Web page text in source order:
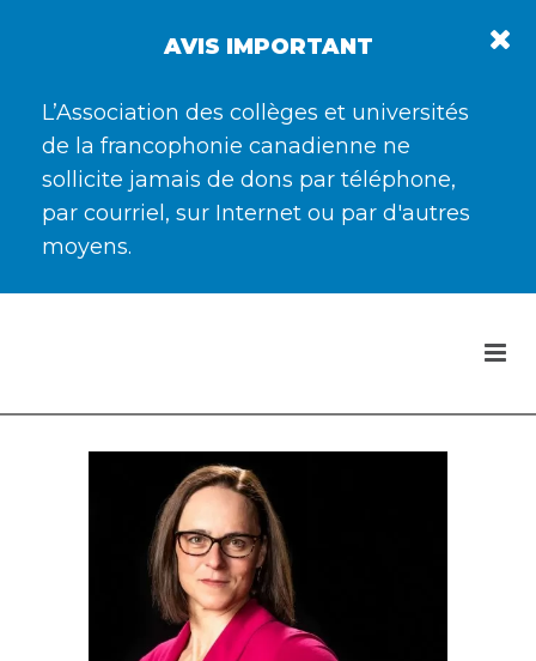
AVIS IMPORTANT
L’Association des collèges et universités
de la francophonie canadienne ne
sollicite jamais de dons par téléphone,
par courriel, sur Internet ou par d'autres
moyens.